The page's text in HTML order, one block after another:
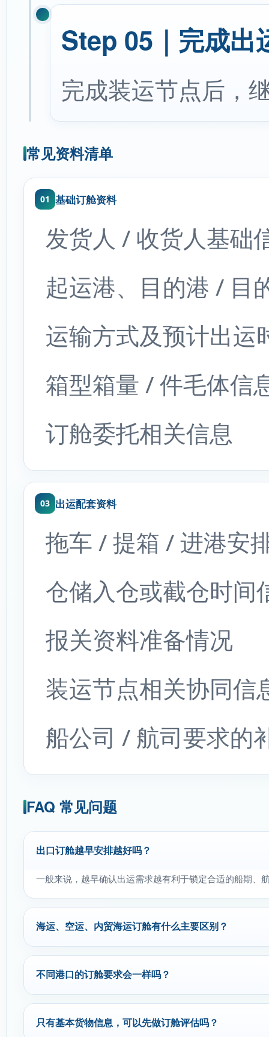
Step 05｜完成出
完成装运节点后，
常见资料清单
01 基础订舱资料
发货人 / 收货人基础
起运港、目的港 / 目
运输方式及预计出运
箱型箱量 / 件毛体信
订舱委托相关信息
03 出运配套资料
拖车 / 提箱 / 进港安
仓储入仓或截仓时间
报关资料准备情况
装运节点相关协同信
船公司 / 航司要求的
FAQ 常见问题
出口订舱越早安排越好吗？
一般来说，越早确认出运需求越有利于锁定合适的船期、
海运、空运、内贸海运订舱有什么主要区别？
不同港口的订舱要求会一样吗？
只有基本货物信息，可以先做订舱评估吗？